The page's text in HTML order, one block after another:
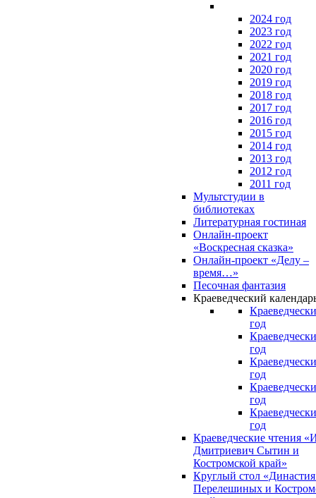
2024 год
2023 год
2022 год
2021 год
2020 год
2019 год
2018 год
2017 год
2016 год
2015 год
2014 год
2013 год
2012 год
2011 год
Мультстудии в
библиотеках
Литературная гостиная
Онлайн-проект
«Воскресная сказка»
Онлайн-проект «Делу –
время…»
Песочная фантазия
Краеведческий
год
год
год
год
год
Краеведческие чтения
Дмитриевич Сытин и
Костромской край»
Круглый стол
Перелешиных и